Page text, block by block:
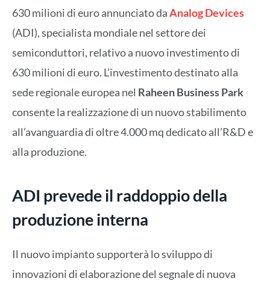
630 milioni di euro annunciato daAnalog Devices
(ADI), specialista mondiale nel settore dei
semiconduttori, relativo a nuovo investimento di
630 milioni di euro. L’investimento destinato alla
sede regionale europea nel Raheen Business Park
consente la realizzazione di un nuovo stabilimento
all’avanguardia di oltre 4.000 mq dedicato all’R&D e
alla produzione.
ADI prevede il raddoppio della
produzione interna
Il nuovo impianto supporterà lo sviluppo di
innovazioni di elaborazione del segnale di nuova